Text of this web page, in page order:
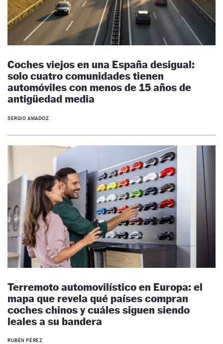
Coches viejos en una España desigual:
solo cuatro comunidades tienen
automóviles con menos de 15 años de
antigüedad media
SERGIO AMADOZ
Terremoto automovilístico en Europa: el
mapa que revela qué países compran
coches chinos y cuáles siguen siendo
leales a su bandera
RUBÉN PÉREZ